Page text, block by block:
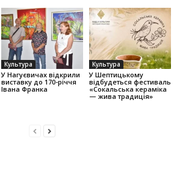
Культура
У Нагуєвичах відкрили
виставку до 170-річчя
Івана Франка
Культура
У Шептицькому
відбудеться фестиваль
«Сокальська кераміка
— жива традиція»